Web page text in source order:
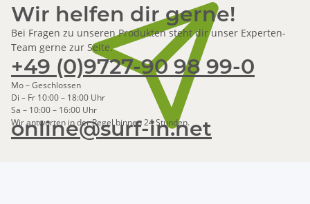
Wir helfen dir gerne!
Bei Fragen zu unseren Produkten steht dir unser Experten-
Team gerne zur Seite.
+49 (0)9727-90 98 99-0
Mo – Geschlossen
Di – Fr 10:00 – 18:00 Uhr
Sa – 10:00 – 16:00 Uhr
online@surf-in.net
Wir antworten in der Regel binnen 24 Stunden.